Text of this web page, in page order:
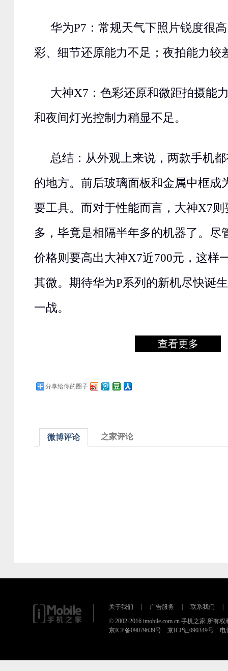
华为P7：常规天气下照片锐度很
彩、细节还原能力不足；夜拍能力较
大神X7：色彩还原和微距拍摄能
和夜间灯光控制力稍显不足。
总结：从外观上来说，两款手机
的地方。前后玻璃面板和金属中框成
要工具。而对于性能而言，大神X7则
多，毕竟是相隔半年多的机器了。尽
价格则要高出大神X7近700元，这样
其微。期待华为P系列的新机尽快诞
一战。
查看更多
分享给你的圈子
微博评论 之家评论
关于我们 广告服务 联系我们
© 2002-2016 imobile.com.cn 手机之家 所有权
京ICP备09079639号 京ICP证090349号 电